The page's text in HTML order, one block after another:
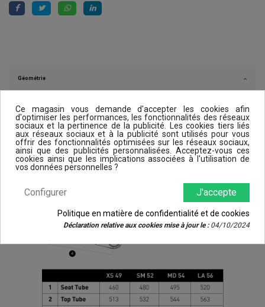
Géométrie
Ce magasin vous demande d'accepter les cookies afin
d'optimiser les performances, les fonctionnalités des réseaux
sociaux et la pertinence de la publicité. Les cookies tiers liés
aux réseaux sociaux et à la publicité sont utilisés pour vous
offrir des fonctionnalités optimisées sur les réseaux sociaux,
ainsi que des publicités personnalisées. Acceptez-vous ces
cookies ainsi que les implications associées à l'utilisation de
vos données personnelles ?
J'accepte
Configurer
Politique en matière de confidentialité et de cookies
Déclaration relative aux cookies mise à jour le :04/10/2024